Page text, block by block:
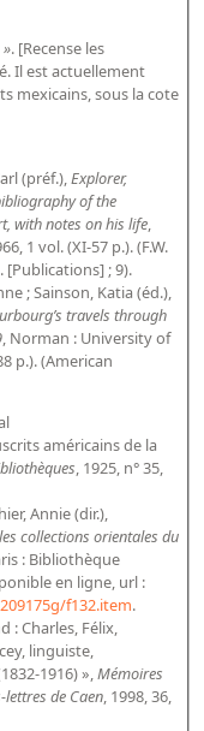
. [Recense les
Il est actuellement
mexicains, sous la cote
(préf.),Explorer,
of the
with notes on his life,
1 vol. (XI-57 p.). (F.W.
; 9).
; Sainson, Katia (éd.),
travels through
, Norman : University of
p.). (American
américains de la
, 1925, n° 35,
Annie (dir.),
collections orientales du
: Bibliothèque
en ligne, url :
f132.item.
: Charles, Félix,
linguiste,
1916) »,Mémoires
lettres de Caen , 1998, 36,